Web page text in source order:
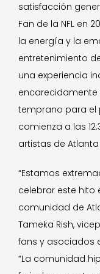
satisfacción
Fan de la NFL en
la energía y la
entretenimiento
una experiencia
encarecidamente
temprano para el
comienza a las
artistas de
“Estamos
celebrar este hito
comunidad de
Tameka Rish,
fans y asociados
“La comunidad